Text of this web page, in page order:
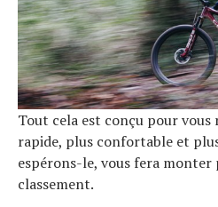
Tout cela est conçu pour
rapide, plus confortable et
espérons-le, vous fera monter
classement.